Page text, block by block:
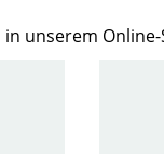
unserem